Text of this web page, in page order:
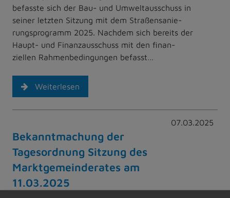
befasste sich der Bau- und Umweltausschuss in
seiner letzten Sitzung mit dem Straßensanie-
rungsprogramm 2025. Nachdem sich bereits der
Haupt- und Finanzausschuss mit den finan-
ziellen Rahmenbedingungen befasst…
Weiterlesen
07.03.2025
Bekanntmachung der
Tagesordnung Sitzung des
Marktgemeinderates am
11.03.2025